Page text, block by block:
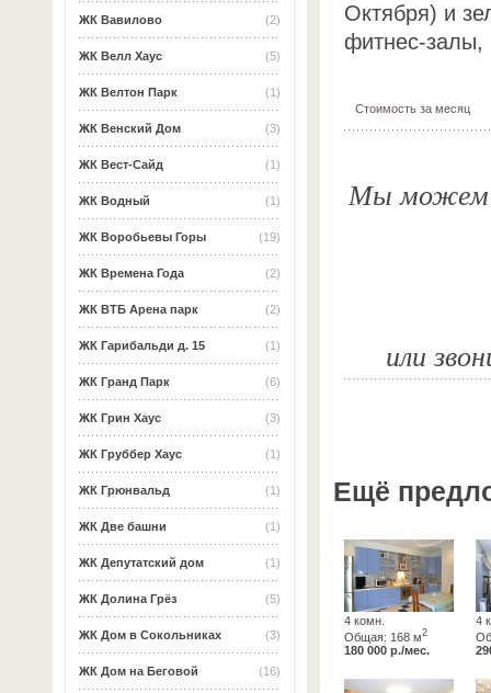
(2)
ЖК Вавилово
(5)
ЖК Велл Хаус
(1)
ЖК Велтон Парк
(3)
ЖК Венский Дом
(1)
ЖК Вест-Сайд
(1)
ЖК Водный
(19)
ЖК Воробьевы Горы
(2)
ЖК Времена Года
(2)
ЖК ВТБ Арена парк
(1)
ЖК Гарибальди д. 15
(6)
ЖК Гранд Парк
(3)
ЖК Грин Хаус
(1)
ЖК Груббер Хаус
(1)
ЖК Грюнвальд
(1)
ЖК Две башни
(1)
ЖК Депутатский дом
(5)
ЖК Долина Грёз
(3)
ЖК Дом в Сокольниках
(16)
ЖК Дом на Беговой
Октября) и
фитнес-залы,
Стоимость за месяц
Мы можем
или
Ещё
4 комн.
Общая: 168 м2
180 000 р./мес.
4